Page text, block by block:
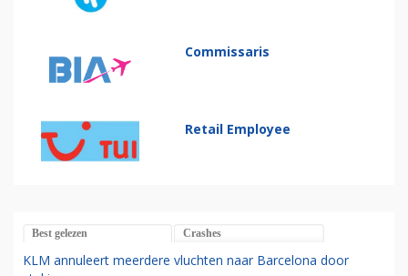
Commissaris
Retail Employee
Best gelezen Crashes
KLM annuleert meerdere vluchten naar Barcelona door